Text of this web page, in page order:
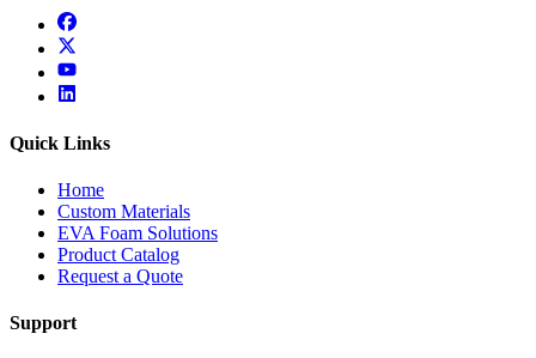
facebook
x
youtube
linkedin
Quick Links
Home
Custom Materials
EVA Foam Solutions
Product Catalog
Request a Quote
Support